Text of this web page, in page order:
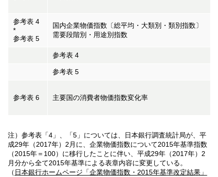
参考表 4
*
参考表 5
国内企業物価指数〔総平均・大類別・類別指数〕
需要段階別・用途別指数
参考表 4
参考表 5
参考表 6 主要国の消費者物価指数変化率
注）参考表「4」、「5」については、日本銀行調査統計局が、平
成29年（2017年）2月に、企業物価指数について2015年基準指数
（2015年＝100）に移行したことに伴い、平成29年（2017年）2
月分から全て2015年基準による表章内容に変更している。
（ 日本銀行ホームページ「企業物価指数・2015年基準改定結果」